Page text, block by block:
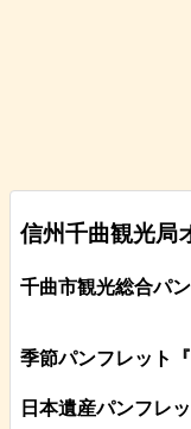
信州千曲観光局
千曲市観光総合パ
季節パンフレット
日本遺産パンフレ